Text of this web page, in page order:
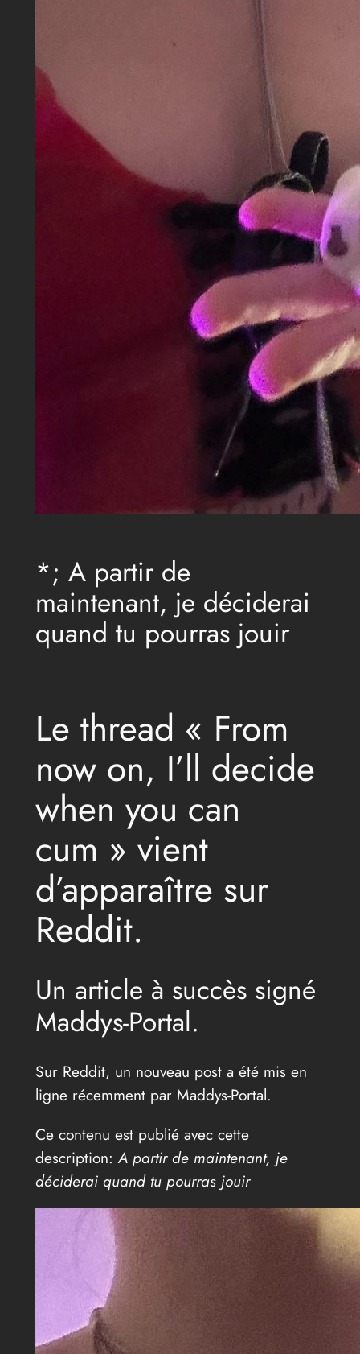
*; A partir de
maintenant, je déciderai
quand tu pourras jouir
Le thread « From
now on, I’ll decide
when you can
cum » vient
d’apparaître sur
Reddit.
Un article à succès signé
Maddys-Portal.
Sur Reddit, un nouveau post a été mis en
ligne récemment par Maddys-Portal.
Ce contenu est publié avec cette
description:A partir de maintenant, je
déciderai quand tu pourras jouir